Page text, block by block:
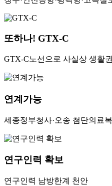
또하나! GTX-C
GTX-C노선으로 사실상 생활
연계가능
세종정부청사·오송 첨단의료
연구인력 확보
연구인력 남방한계 천안